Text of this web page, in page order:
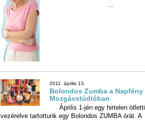
2011. április 13.
Bolondos Zumba a Napfény
Mozgásstúdióban
Április 1-jén egy hirtelen
vezérelve tartottunk egy Bolondos ZUMBA